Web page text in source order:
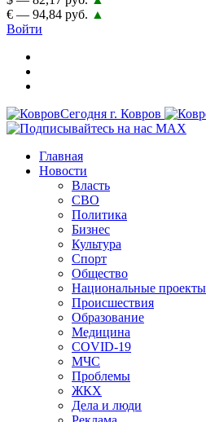
€ — 94,84 руб. ▲
Войти
Главная
Новости
Власть
СВО
Политика
Бизнес
Культура
Спорт
Общество
Национальные проекты
Происшествия
Образование
Медицина
COVID-19
МЧС
Проблемы
ЖКХ
Дела и люди